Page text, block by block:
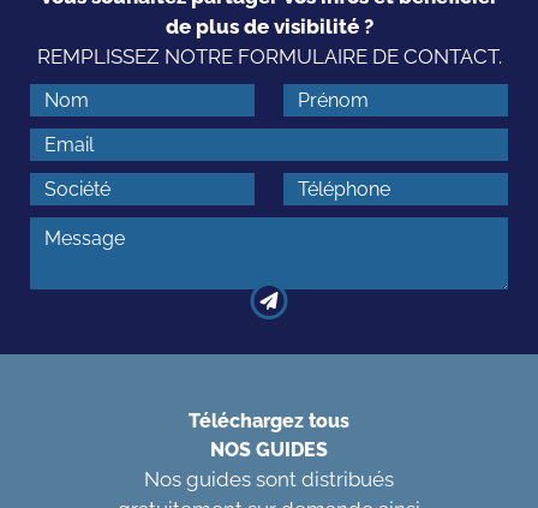
de plus de visibilité ?
REMPLISSEZ NOTRE FORMULAIRE DE CONTACT.
Téléchargez tous
NOS GUIDES
Nos guides sont distribués